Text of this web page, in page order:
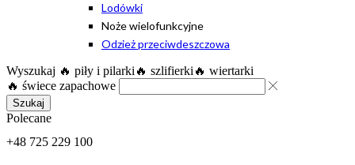
Lodówki
Noże wielofunkcyjne
Odzież przeciwdeszczowa
Wyszukaj 🔥 piły i pilarki 🔥 szlifierki 🔥 wiertarki
🔥 świece zapachowe
Szukaj
Polecane
+48 725 229 100